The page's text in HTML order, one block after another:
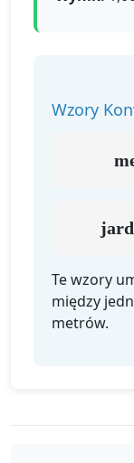
Wzory
Te wzory
między
metrów.